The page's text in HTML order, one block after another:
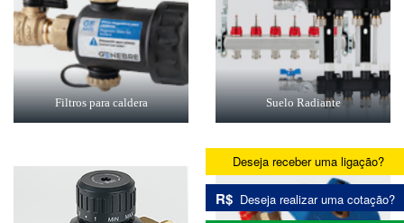
Filtros para caldera Suelo Radiante
Deseja receber uma ligação?
R$ Deseja realizar uma cotação?